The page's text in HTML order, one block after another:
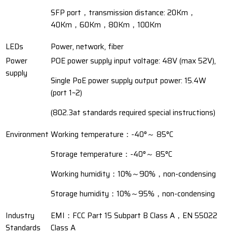
SFP port，transmission distance: 20Km，
40Km，60Km，80Km，100Km
LEDs
Power, network, fiber
Power
supply
POE power supply input voltage: 48V (max 52V),
Single PoE power supply output power: 15.4W
(port 1~2)
(802.3at standards required special instructions)
Environment Working temperature：-40°～ 85°C
Storage temperature：-40°～ 85°C
Working humidity：10%～90%，non-condensing
Storage humidity：10%～95%，non-condensing
Industry
Standards
EMI：FCC Part 15 Subpart B Class A，EN 55022
Class A